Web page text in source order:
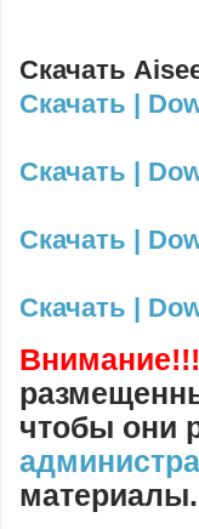
Скачать
Скачать |
Скачать |
Скачать |
Скачать |
Внимание!!!
чтобы они
материалы.